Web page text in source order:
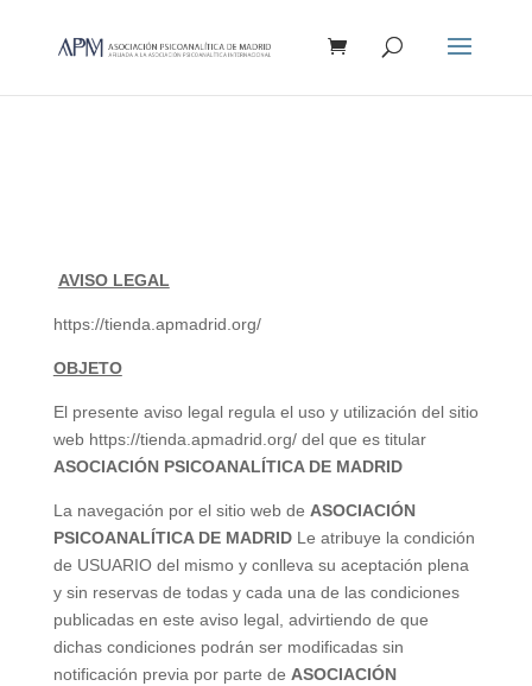
productos
AVISO LEGAL
https://tienda.apmadrid.org/
OBJETO
El presente aviso legal regula el uso y utilización del sitio
web https://tienda.apmadrid.org/ del que es titular
ASOCIACIÓN PSICOANALÍTICA DE MADRID
La navegación por el sitio web de ASOCIACIÓN
PSICOANALÍTICA DE MADRID Le atribuye la condición
de USUARIO del mismo y conlleva su aceptación plena
y sin reservas de todas y cada una de las condiciones
publicadas en este aviso legal, advirtiendo de que
dichas condiciones podrán ser modificadas sin
notificación previa por parte de ASOCIACIÓN